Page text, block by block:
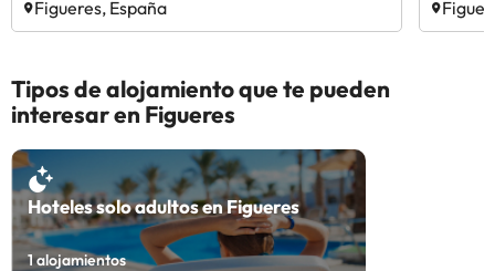
Figueres, España
Tipos de alojamiento que te pueden
interesar en Figueres
Hoteles solo adultos en Figueres
1alojamientos